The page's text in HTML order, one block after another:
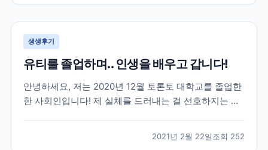
는 학교를 추천해주시고 그후로 필요한게 무엇인지 언제
까...
생생후기
유티를 졸업하며.. 인생을 배우고 갑니다!
안녕하세요, 저는 2020년 12월 토론토 대학교를 졸업한
한 사회인입니다! 제 실체를 드러내는 걸 선호하지는 않
권태원 실장님의 도움을 받아 토론토 대학교에 진학을
2021년 2월 22일조회 252